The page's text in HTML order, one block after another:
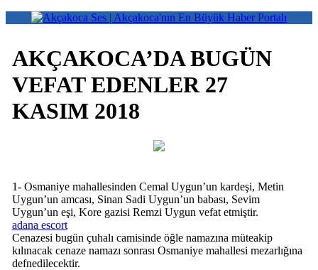
AKÇAKOCA’DA BUGÜN
VEFAT EDENLER 27
KASIM 2018
1- Osmaniye mahallesinden Cemal Uygun’un kardeşi, Metin
Uygun’un amcası, Sinan Sadi Uygun’un babası, Sevim
Uygun’un eşi, Kore gazisi Remzi Uygun vefat etmiştir.
adana escort
Cenazesi bugün çuhalı camisinde öğle namazına müteakip
kılınacak cenaze namazı sonrası Osmaniye mahallesi mezarlığına
defnedilecektir.